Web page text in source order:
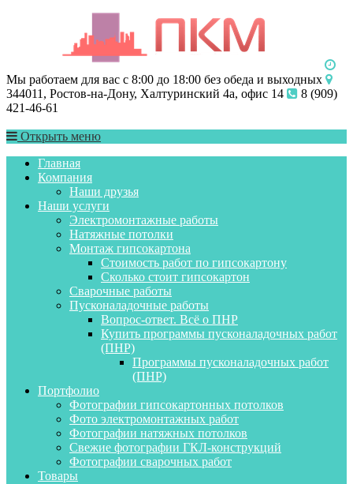
Мы работаем для вас с 8:00 до 18:00 без обеда и выходных
344011, Ростов-на-Дону, Халтуринский 4а, офис 14
8 (909)
421-46-61
Открыть меню
Главная
Компания
Наши друзья
Наши услуги
Электромонтажные работы
Натяжные потолки
Монтаж гипсокартона
Стоимость работ по гипсокартону
Сколько стоит гипсокартон
Сварочные работы
Пусконаладочные работы
Вопрос-ответ. Всё о ПНР
Купить программы пусконаладочных работ
(ПНР)
Программы пусконаладочных работ
(ПНР)
Портфолио
Фотографии гипсокартонных потолков
Фото электромонтажных работ
Фотографии натяжных потолков
Свежие фотографии ГКЛ-конструкций
Фотографии сварочных работ
Товары